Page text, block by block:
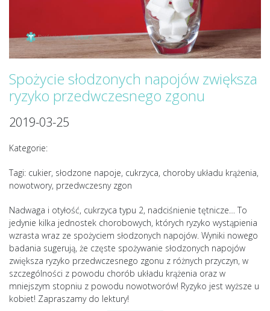
Spożycie słodzonych napojów zwiększa
ryzyko przedwczesnego zgonu
2019-03-25
Kategorie:
Tagi: cukier, słodzone napoje, cukrzyca, choroby układu krążenia,
nowotwory, przedwczesny zgon
Nadwaga i otyłość, cukrzyca typu 2, nadciśnienie tętnicze… To
jedynie kilka jednostek chorobowych, których ryzyko wystąpienia
wzrasta wraz ze spożyciem słodzonych napojów. Wyniki nowego
badania sugerują, że częste spożywanie słodzonych napojów
zwiększa ryzyko przedwczesnego zgonu z różnych przyczyn, w
szczególności z powodu chorób układu krążenia oraz w
mniejszym stopniu z powodu nowotworów! Ryzyko jest wyższe u
kobiet! Zapraszamy do lektury!